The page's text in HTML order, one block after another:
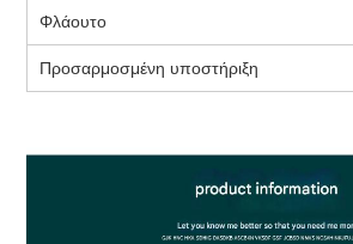
Φλάουτο
Προσαρμοσμένη υποστήριξη